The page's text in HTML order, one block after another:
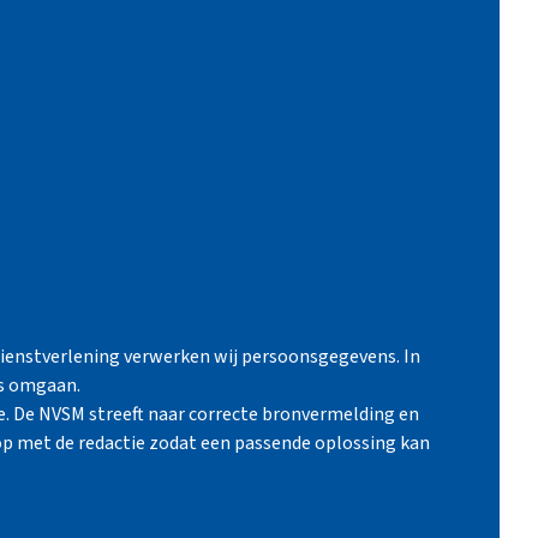
verwerken wij persoonsgegevens. In
omgaan.
NVSM streeft naar correcte bronvermelding en
de redactie zodat een passende oplossing kan